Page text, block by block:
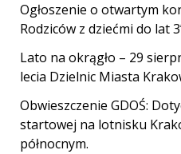
Ogłoszenie o otwartym
Rodziców z dziećmi do lat
Lato na okrągło – 29
lecia Dzielnic Miasta
Obwieszczenie GDOŚ:
startowej na lotnisku
północnym.